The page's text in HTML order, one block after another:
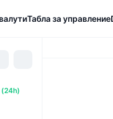
Табла за управление
(24h)